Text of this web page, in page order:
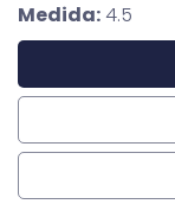
Medida:4.5